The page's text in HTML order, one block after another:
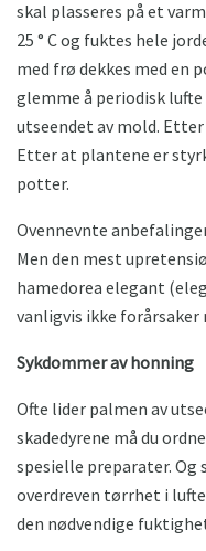
skal plasseres på et
25 ° C og fuktes hele
med frø dekkes med en
glemme å periodisk
utseendet av mold.
Etter at plantene er
potter.
Ovennevnte
Men den mest
hamedorea elegant
vanligvis ikke forårsaker
Sykdommer av honning
Ofte lider palmen av
skadedyrene må du
spesielle preparater. Og
overdreven tørrhet i
den nødvendige